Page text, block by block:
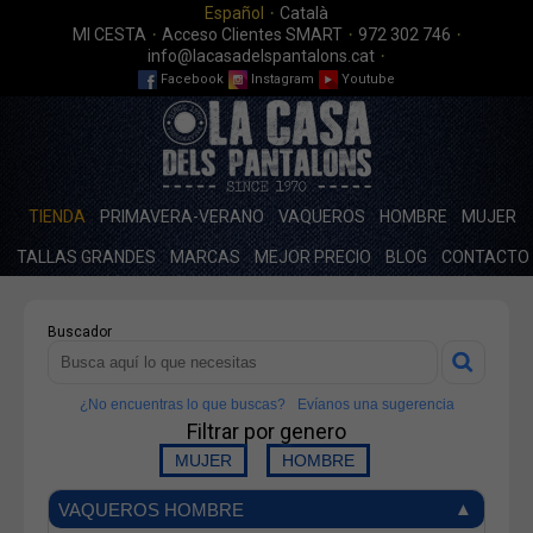
Español · Català
MI CESTA · Acceso Clientes SMART· 972 302 746 ·
info@lacasadelspantalons.cat ·
Facebook Instagram Youtube
TIENDA PRIMAVERA-VERANO VAQUEROS HOMBRE MUJER
TALLAS GRANDES MARCAS MEJOR PRECIO BLOG CONTACTO
Buscador
¿No encuentras lo que buscas? Evíanos una sugerencia
Filtrar por genero
VAQUEROS HOMBRE